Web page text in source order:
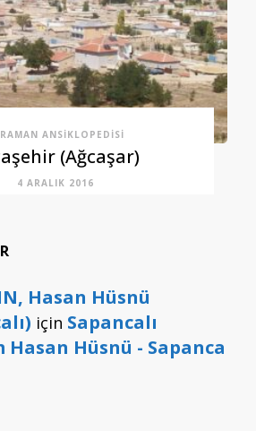
ANSIKLOPEDISI
(Ağcaşar)
4 ARALIK 2016
Hasan Hüsnü
için Sapancalı
Hüsnü - Sapanca